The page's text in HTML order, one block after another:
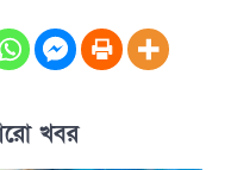
খবর